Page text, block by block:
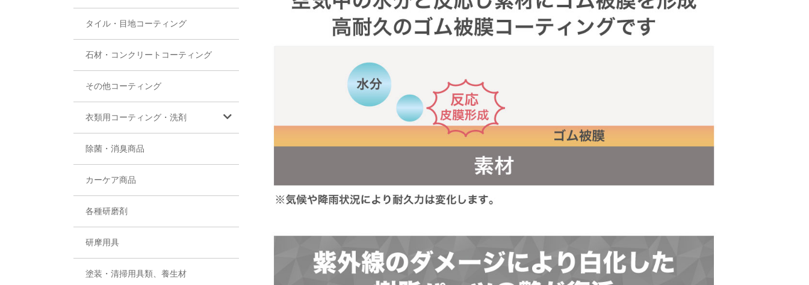
タイル・目地コーティング
石材・コンクリートコーティング
その他コーティング
衣類用コーティング・洗剤
除菌・消臭商品
カーケア商品
各種研磨剤
研摩用具
塗装・清掃用具類、養生材